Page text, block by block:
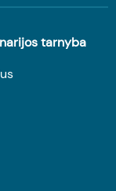
tarnyba